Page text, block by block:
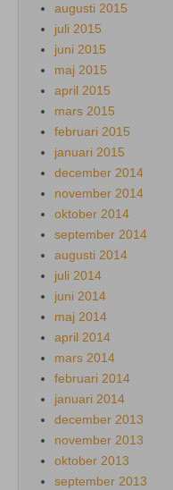
augusti 2015
juli 2015
juni 2015
maj 2015
april 2015
mars 2015
februari 2015
januari 2015
december 2014
november 2014
oktober 2014
september 2014
augusti 2014
juli 2014
juni 2014
maj 2014
april 2014
mars 2014
februari 2014
januari 2014
december 2013
november 2013
oktober 2013
september 2013